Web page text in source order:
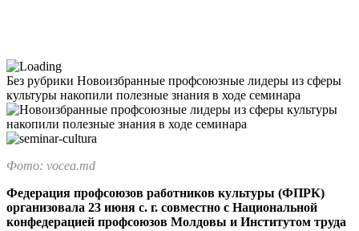
Без рубрики Новоизбранные профсоюзные лидеры из сферы
культуры накопили полезные знания в ходе cеминара
Фото: vocea.md
Федерация профсоюзов работ­ников культуры (ФПРК)
орга­низовала 23 июня с. г. совмест­но с Национальной
конфедера­цией профсоюзов Молдовы и Институтом труда